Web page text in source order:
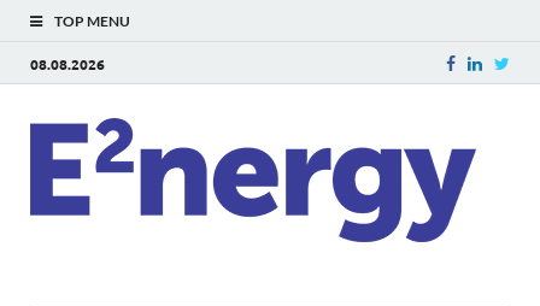
TOP MENU
08.08.2026